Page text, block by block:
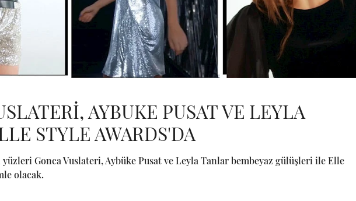
AYBUKE PUSAT VE LEYLA
STYLE AWARDS'DA
Gonca Vuslateri, Aybüke Pusat ve Leyla Tanlar bembeyaz gülüşleri ile Elle
olacak.